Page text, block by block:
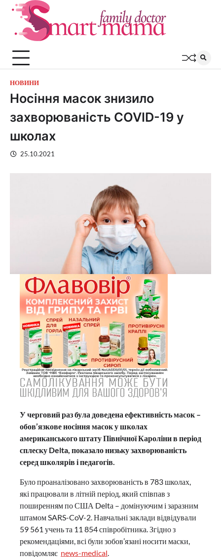
Перейти
НОВИНИ
Носіння масок знизило
захворюваність COVID-19 у
школах
25.10.2021
У черговий раз була доведена ефективність масок –
обов’язкове носіння масок у школах
американського штату Північної Кароліни в період
сплеску Delta, показало низьку захворюваність
серед школярів і педагогів.
Було проаналізовано захворюваність в 783 школах,
які працювали в літній період, який співпав з
поширенням по США Deltа – домінуючим і заразним
штамом SARS-CoV-2. Навчальні заклади відвідували
59 561 учень та 11 854 співробітника. Згідно з
рекомендаціями, всі були зобов’язані носити маски,
повідомляє news-medical.